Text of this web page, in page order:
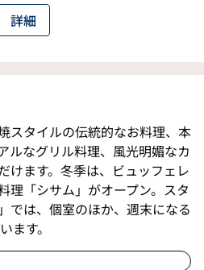
詳細
スタイルの伝統的なお料理、本
ルなグリル料理、風光明媚なカ
けます。冬季は、ビュッフェレ
理「シサム」がオープン。スタ
では、個室のほか、週末になる
ます。